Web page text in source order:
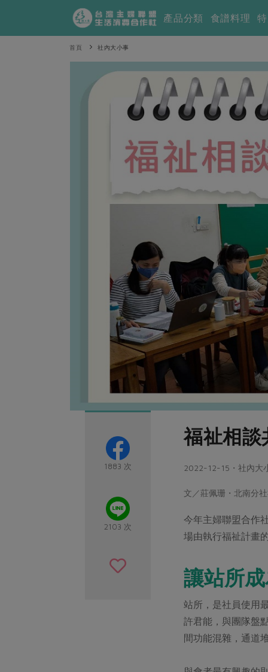
產品分類 食譜料理
首頁 社內大小事
1883 次
2103 次
福祉相談
2022-12-15・社內大
文／莊佩珊・北南分
今年主婦聯盟合作
場由執行福祉計畫
讓站所
站所，是社員使用
許君能，與團隊盤
間功能混雜，通道